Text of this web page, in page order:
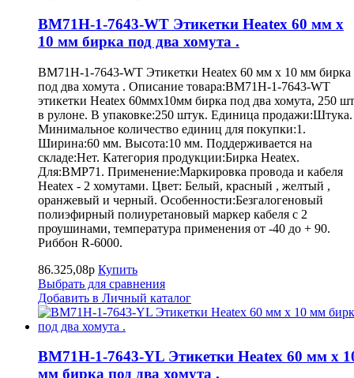
BM71H-1-7643-WT Этикетки Heatex 60 мм x
10 мм бирка под два хомута .
BM71H-1-7643-WT Этикетки Heatex 60 мм x 10 мм бирка
под два хомута . Описание товара:BM71H-1-7643-WT
этикетки Heatex 60ммx10мм бирка под два хомута, 250
в рулоне. В упаковке:250 штук. Единица продажи:Штука.
Минимальное количество единиц для покупки:1.
Ширина:60 мм. Высота:10 мм. Поддерживается на
складе:Нет. Категория продукции:Бирка Heatex.
Для:BMP71. Применение:Маркировка провода и кабеля
Heatex - 2 хомутами. Цвет: Белый, красный , желтый ,
оранжевый и черный. Особенности:Безгалогеновый
полиэфирный полиуретановый маркер кабеля с 2
проушинами, температура применения от -40 до + 90.
Риббон R-6000.
86.325,08р Купить
Выбрать для сравнения
Добавить в Личный каталог
BM71H-1-7643-YL Этикетки Heatex 60 мм x
мм бирка под два хомута .